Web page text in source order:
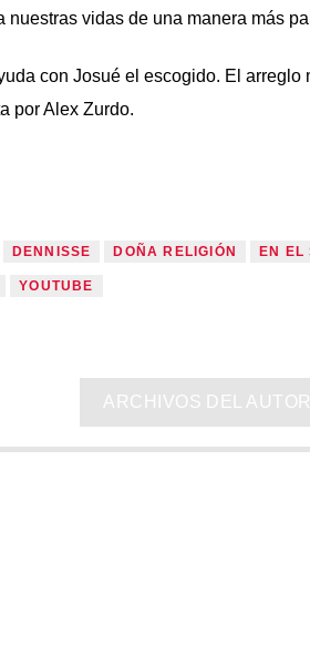
vidas de una manera más
con Josué el escogido. El arreglo
por Alex Zurdo.
DENNISSE DOÑA RELIGIÓN EN EL
YOUTUBE
ARCHIVOS DEL AUTOR